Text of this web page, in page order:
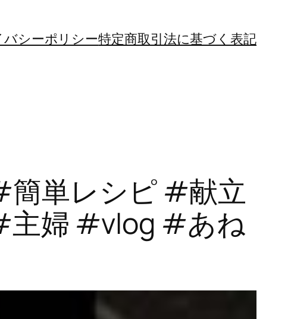
バシーポリシー特定商取引法に基づく表記
簡単レシピ #献立
婦 #vlog #あね